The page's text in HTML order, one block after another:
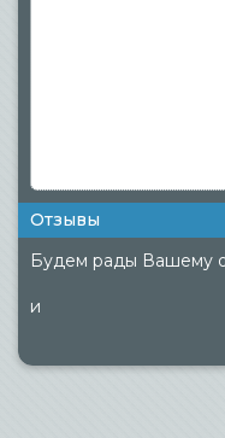
Отзывы
Будем рады Вашему
и